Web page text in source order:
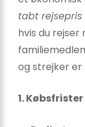
tabt
hvis du
og strejker er
1.